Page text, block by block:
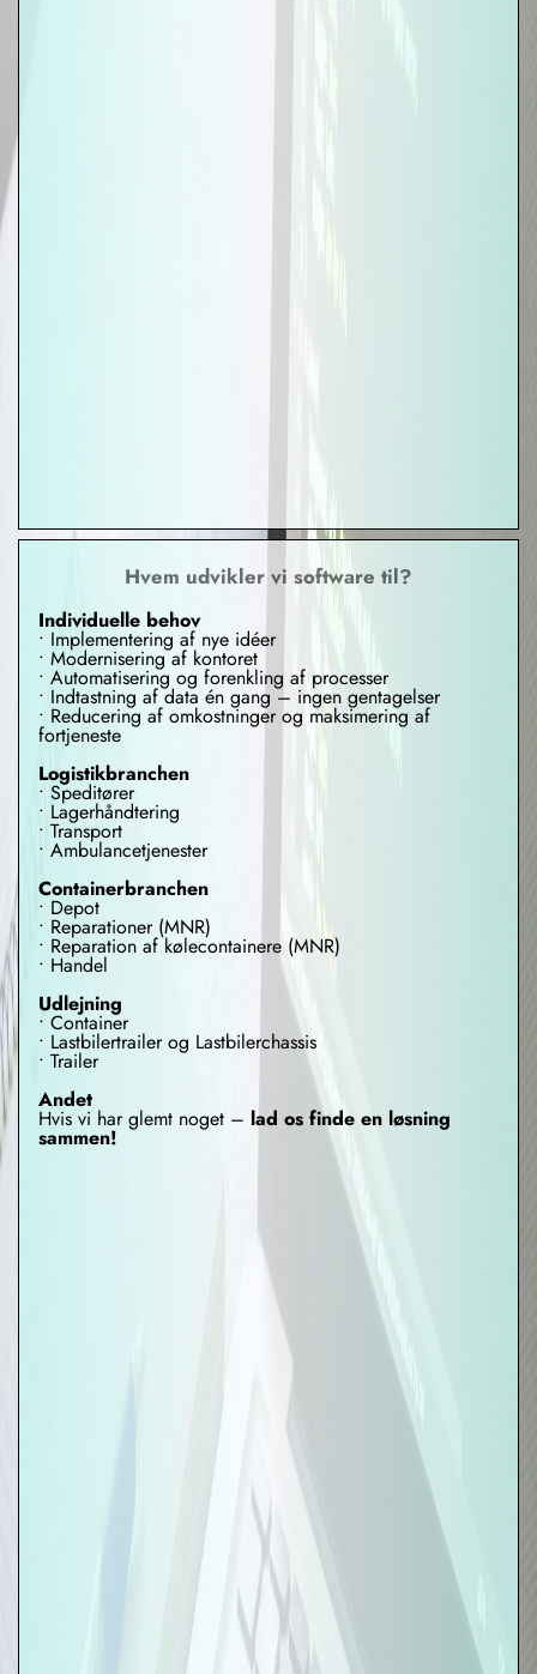
Hvem udvikler vi software til?
Individuelle behov
• Implementering af nye idéer
• Modernisering af kontoret
• Automatisering og forenkling af processer
• Indtastning af data én gang – ingen gentagelser
• Reducering af omkostninger og maksimering af
fortjeneste
Logistikbranchen
• Speditører
• Lagerhåndtering
• Transport
• Ambulancetjenester
Containerbranchen
• Depot
• Reparationer (MNR)
• Reparation af kølecontainere (MNR)
• Handel
Udlejning
• Container
• Lastbilertrailer og Lastbilerchassis
• Trailer
Andet
Hvis vi har glemt noget – lad os finde en løsning
sammen!